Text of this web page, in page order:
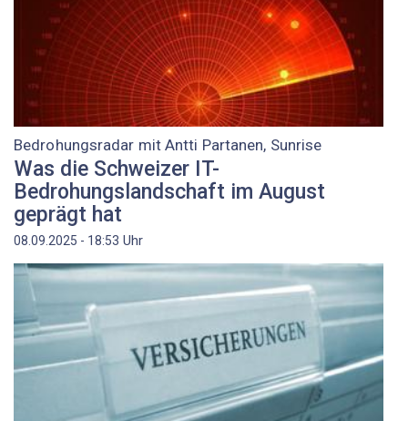
Bedrohungsradar mit Antti Partanen, Sunrise
Was die Schweizer IT-
Bedrohungslandschaft im August
geprägt hat
08.09.2025 - 18:53 Uhr